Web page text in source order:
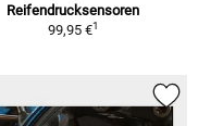
Reifendrucksensoren
99,95 €1